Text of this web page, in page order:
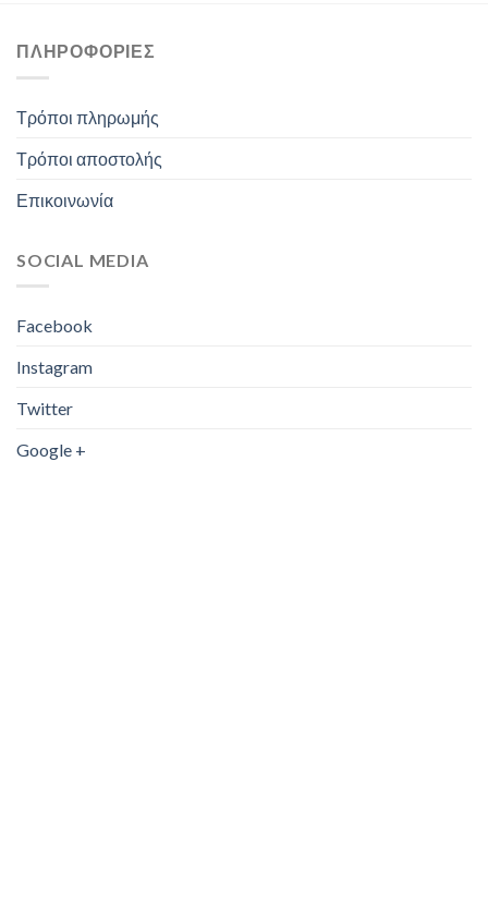
ΠΛΗΡΟΦΟΡΊΕΣ
Τρόποι πληρωμής
Τρόποι αποστολής
Επικοινωνία
SOCIAL MEDIA
Facebook
Instagram
Twitter
Google +